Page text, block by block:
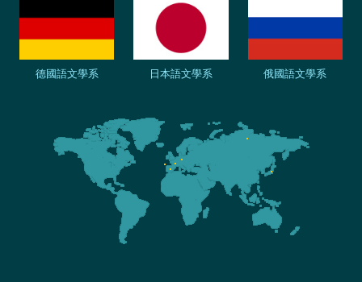
德國語文學系 日本語文學系 俄國語文學系